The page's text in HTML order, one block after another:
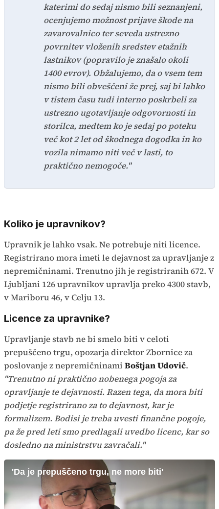
katerimi do sedaj nismo bili seznanjeni,
ocenjujemo možnost prijave škode na
zavarovalnico ter seveda ustrezno
povrnitev vloženih sredstev etažnih
lastnikov (popravilo je znašalo okoli
1400 evrov). Obžalujemo, da o vsem tem
nismo bili obveščeni že prej, saj bi lahko
v tistem času tudi interno poskrbeli za
ustrezno ugotavljanje odgovornosti in
storilca, medtem ko je sedaj po poteku
več kot 2 let od škodnega dogodka in ko
vozila nimamo niti več v lasti, to
praktično nemogoče."
Koliko je upravnikov?
Upravnik je lahko vsak. Ne potrebuje niti licence.
Registrirano mora imeti le dejavnost za upravljanje z
nepremičninami. Trenutno jih je registriranih 672. V
Ljubljani 126 upravnikov upravlja preko 4300 stavb,
v Mariboru 46, v Celju 13.
Licence za upravnike?
Upravljanje stavb ne bi smelo biti v celoti
prepuščeno trgu, opozarja direktor Zbornice za
poslovanje z nepremičninami Boštjan Udovič.
"Trenutno ni praktično nobenega pogoja za
opravljanje te dejavnosti. Razen tega, da mora biti
podjetje registrirano za to dejavnost, kar je
formalizem. Bodisi je treba uvesti finančne pogoje,
pa že pred leti smo predlagali uvedbo licenc, kar so
dosledno na ministrstvu zavračali."
'Da je prepuščeno trgu, ne more biti'